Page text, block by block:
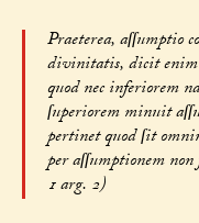
Praeterea,
divinitatis, dicit enim
quod nec inferiorem
ſuperiorem minuit
pertinet quod ſit
per aſſumptionem
1 arg. 2)